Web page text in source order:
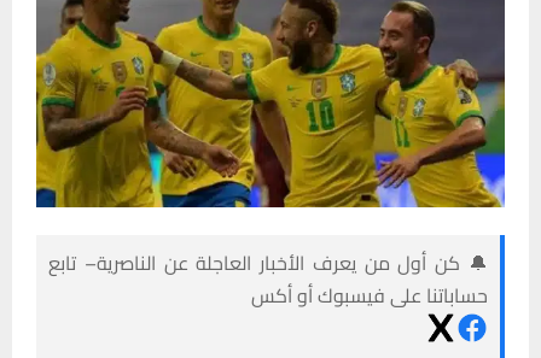
🔔 كن أول من يعرف الأخبار العاجلة عن الناصرية– تابع
حساباتنا على فيسبوك أو أكس